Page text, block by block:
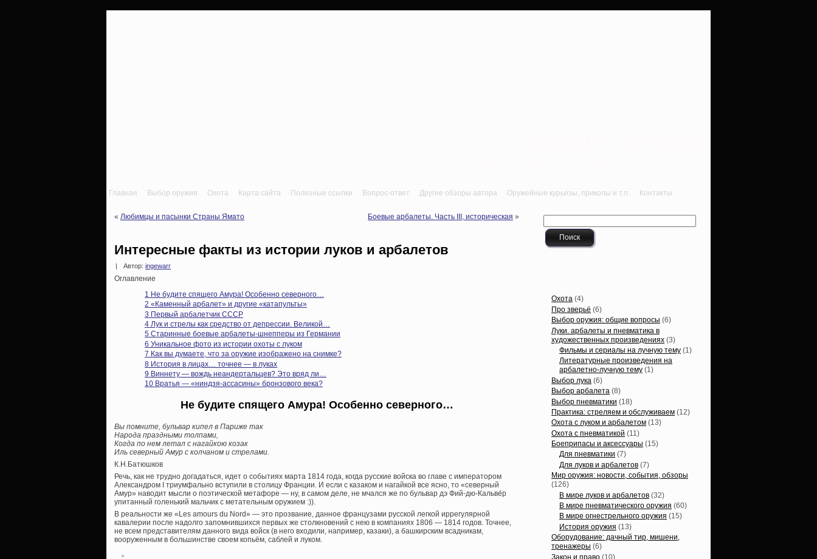
Главная Выбор оружия Охота Карта сайта Полезные ссылки Вопрос-ответ Другие обзоры автора Оружейные курьезы, приколы и т.п. Контакты
« Любимцы и пасынки Страны Ямато Боевые арбалеты. Часть III, историческая »
Интересные факты из истории луков и арбалетов
| Автор: ingewarr
Оглавление
1 Не будите спящего Амура! Особенно северного…
2 «Каменный арбалет» и другие «катапульты»
3 Первый арбалетчик СССР
4 Лук и стрелы как средство от депрессии. Великой…
5 Старинные боевые арбалеты-шнепперы из Германии
6 Уникальное фото из истории охоты с луком
7 Как вы думаете, что за оружие изображено на снимке?
8 История в лицах… точнее — в луках
9 Виннету — вождь неандертальцев? Это вряд ли…
10 Вратья — «ниндзя-ассасины» бронзового века?
Не будите спящего Амура! Особенно северного…
Вы помните, бульвар кипел в Париже так
Народа праздными толпами,
Когда по нем летал с нагайкою козак
Иль северный Амур с колчаном и стрелами.
К.Н.Батюшков
Речь, как не трудно догадаться, идет о событиях марта 1814 года, когда русские войска во главе с императором
Александром I триумфально вступили в столицу Франции. И если с казаком и нагайкой все ясно, то «северный
Амур» наводит мысли о поэтической метафоре — ну, в самом деле, не мчался же по бульвар дэ Фий-дю-Кальве́р
упитанный голенький мальчик с метательным оружием :)).
В реальности же «Les amours du Nord» — это прозвание, данное французами русской легкой иррегулярной
кавалерии после надолго запомнившихся первых же столкновений с нею в компаниях 1806 — 1814 годов. Точнее,
не всем представителям данного вида войск (в него входили, например, казаки), а башкирским всадникам,
вооруженным в большинстве своем копьём, саблей и луком.
Охота (4)
Про зверьё (6)
Выбор оружия: общие вопросы (6)
Луки. арбалеты и пневматика в
художественных произведениях (3)
Фильмы и сериалы на лучную тему (1)
Литературные произведения на
арбалетно-лучную тему (1)
Выбор лука (6)
Выбор арбалета (8)
Выбор пневматики (18)
Практика: стреляем и обслуживаем (12)
Охота с луком и арбалетом (13)
Охота с пневматикой (11)
Боеприпасы и аксессуары (15)
Для пневматики (7)
Для луков и арбалетов (7)
Мир оружия: новости, события, обзоры
(126)
В мире луков и арбалетов (32)
В мире пневматического оружия (60)
В мире огнестрельного оружия (15)
История оружия (13)
Оборудование: дачный тир, мишени,
тренажеры (6)
Закон и право (10)